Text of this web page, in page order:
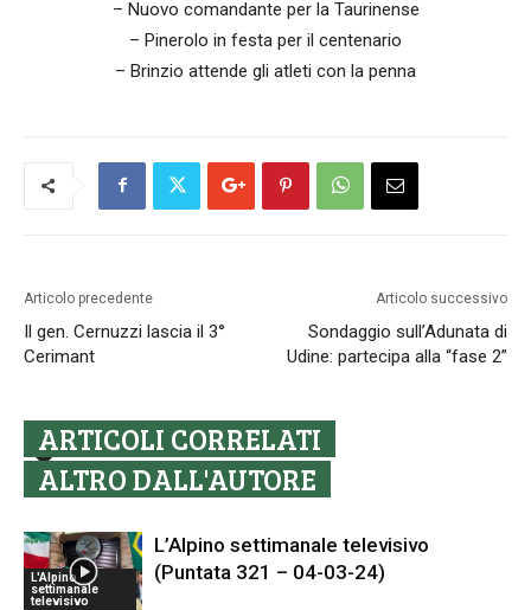
– Nuovo comandante per la Taurinense
– Pinerolo in festa per il centenario
– Brinzio attende gli atleti con la penna
Articolo precedente
Il gen. Cernuzzi lascia il 3°
Cerimant
Articolo successivo
Sondaggio sull’Adunata di
Udine: partecipa alla “fase 2”
ARTICOLI CORRELATI
ALTRO DALL'AUTORE
L'Alpino
settimanale
televisivo
L’Alpino settimanale televisivo
(Puntata 321 – 04-03-24)